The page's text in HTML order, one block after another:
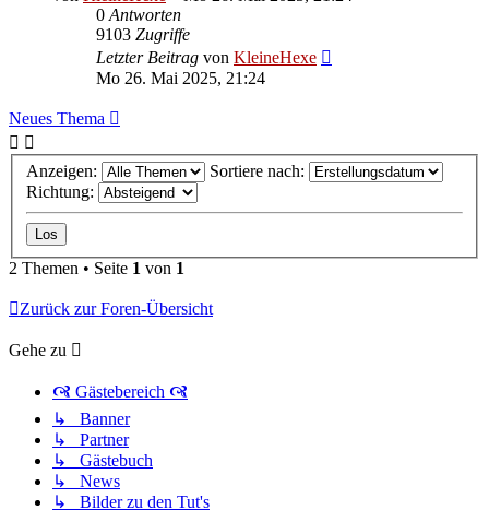
0 Antworten
9103 Zugriffe
Letzter Beitrag von KleineHexe
Mo 26. Mai 2025, 21:24
Neues Thema
Anzeigen:
Sortiere nach:
Richtung:
2 Themen • Seite 1 von 1
Zurück zur Foren-Übersicht
Gehe zu
🙧 Gästebereich 🙧
↳ Banner
↳ Partner
↳ Gästebuch
↳ News
↳ Bilder zu den Tut's